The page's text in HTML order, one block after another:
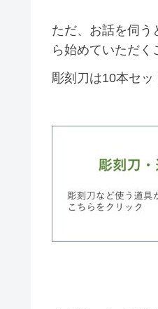
ただ、お話を伺う
ら始めていただく
彫刻刀は10本セッ